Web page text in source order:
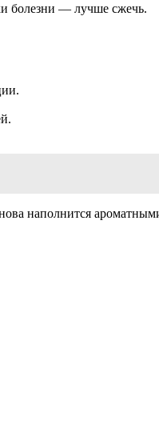
болезни — лучше сжечь.
наполнится